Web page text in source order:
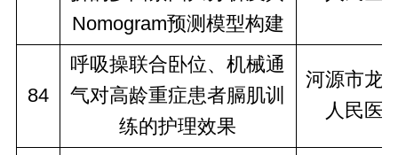
Nomogram预测模型构建
84
呼吸操联合卧位、机械通
气对高龄重症患者膈肌训
练的护理效果
河源市龙
人民医